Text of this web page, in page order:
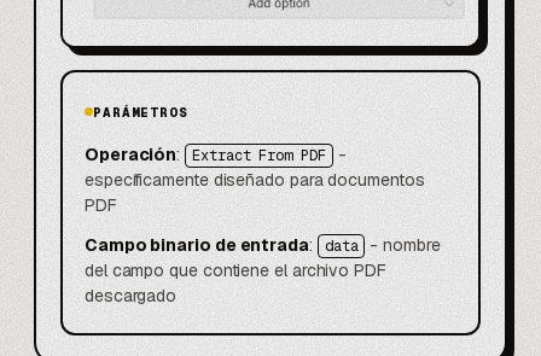
PARÁMETROS
Operación: Extract From PDF -
específicamente diseñado para documentos
PDF
Campo binario de entrada: data - nombre
del campo que contiene el archivo PDF
descargado